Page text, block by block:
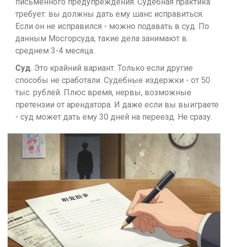
требует: вы должны дать ему шанс исправиться.
Если он не исправился - можно подавать в суд. По
данным Мосгорсуда, такие дела занимают в
среднем 3-4 месяца.
Суд. Это крайний вариант. Только если другие
способы не сработали. Судебные издержки - от 50
тыс. рублей. Плюс время, нервы, возможные
претензии от арендатора. И даже если вы выиграете
- суд может дать ему 30 дней на переезд. Не сразу.